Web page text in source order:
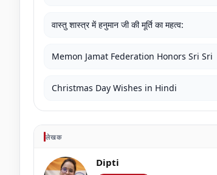
वास्तु शास्त्र में हनुमान जी की मूर्ति का महत्व:
Memon Jamat Federation Honors Sri Sri
Christmas Day Wishes in Hindi
लेखक
Dipti